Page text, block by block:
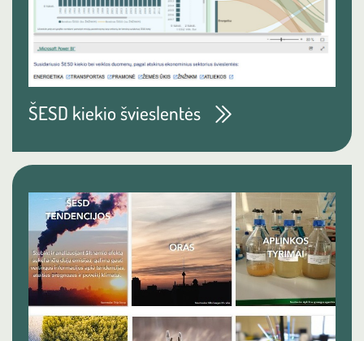
ŠESD kiekio švieslentės